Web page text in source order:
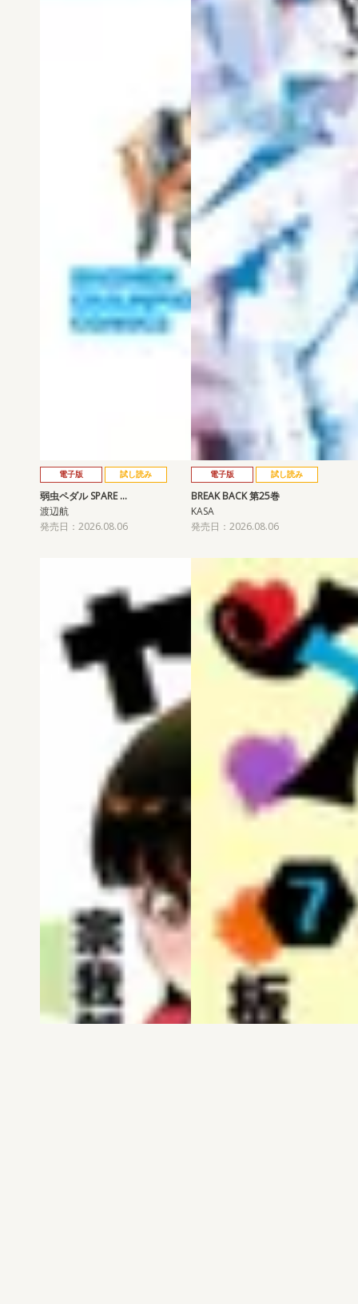
電子版 試し読み
弱虫ペダル SPARE …
渡辺航
発売日：2026.08.06
電子版 試し読み
BREAK BACK 第25巻
KASA
発売日：2026.08.06